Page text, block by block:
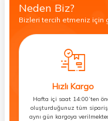
Neden Biz?
Bizleri tercih etmeniz için
Hızlı Kargo
Hafta içi saat 14:00’ten
oluşturduğunuz tüm
aynı gün kargoya